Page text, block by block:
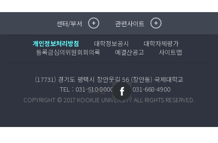
센터/부서취·창업지원센터
국제대학교 입학안내
학술정보원
학생생활관
산학협력단
평생교육원
교수학습지원센터
관련사이트이메일무단수집거부
무선인터넷이용안내
포탈사이트
증명발급사이트
로그인
개인정보처리방침 대학정보공시
대학자체평가
등록금심의위원회회의록
예결산공고 사이트맵
(17731) 경기도 평택시 장안웃길 56 (장안동) 국제대학교
TEL : 031-610-8000
FAX : 031-668-4900
COPYRIGHT © 2017 KOOKJE UNIVERSITY ALL RIGHTS RESERVED.